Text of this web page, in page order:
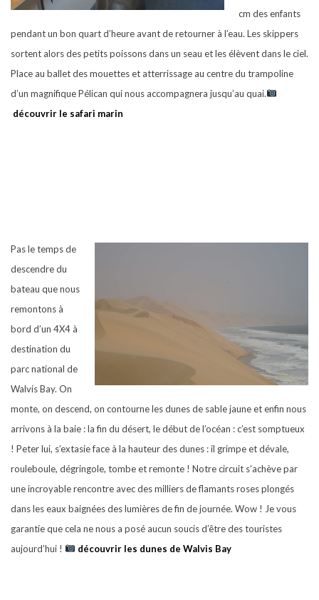
cm des enfants
pendant un bon quart d’heure avant de retourner à l’eau. Les skippers
sortent alors des petits poissons dans un seau et les élèvent dans le ciel.
Place au ballet des mouettes et atterrissage au centre du trampoline
d’un magnifique Pélican qui nous accompagnera jusqu’au quai.
découvrir le safari marin
Pas le temps de
descendre du
bateau que nous
remontons à
bord d’un 4X4 à
destination du
parc national de
Walvis Bay. On
monte, on descend, on contourne les dunes de sable jaune et enfin nous
arrivons à la baie : la fin du désert, le début de l’océan : c’est somptueux
! Peter lui, s’extasie face à la hauteur des dunes : il grimpe et dévale,
rouleboule, dégringole, tombe et remonte ! Notre circuit s’achève par
une incroyable rencontre avec des milliers de flamants roses plongés
dans les eaux baignées des lumières de fin de journée. Wow ! Je vous
garantie que cela ne nous a posé aucun soucis d’être des touristes
aujourd’hui !
découvrir les dunes de Walvis Bay